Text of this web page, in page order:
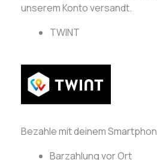
unserem Konto versandt.
TWINT
Bezahle mit deinem Smartphon
Barzahlung vor Ort